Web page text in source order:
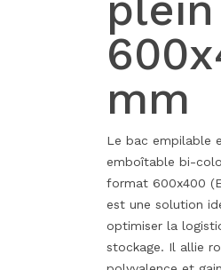
mm
Le bac empilable
emboîtable bi-
format 600x400
est une solution
optimiser la
stockage. Il allie